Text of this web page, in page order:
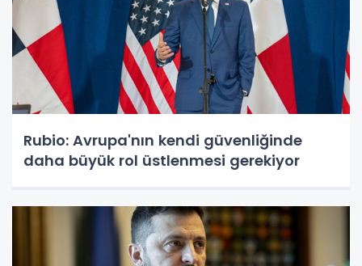
Rubio: Avrupa'nın kendi güvenliğinde
daha büyük rol üstlenmesi gerekiyor